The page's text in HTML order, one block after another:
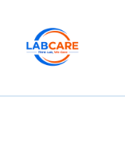
content